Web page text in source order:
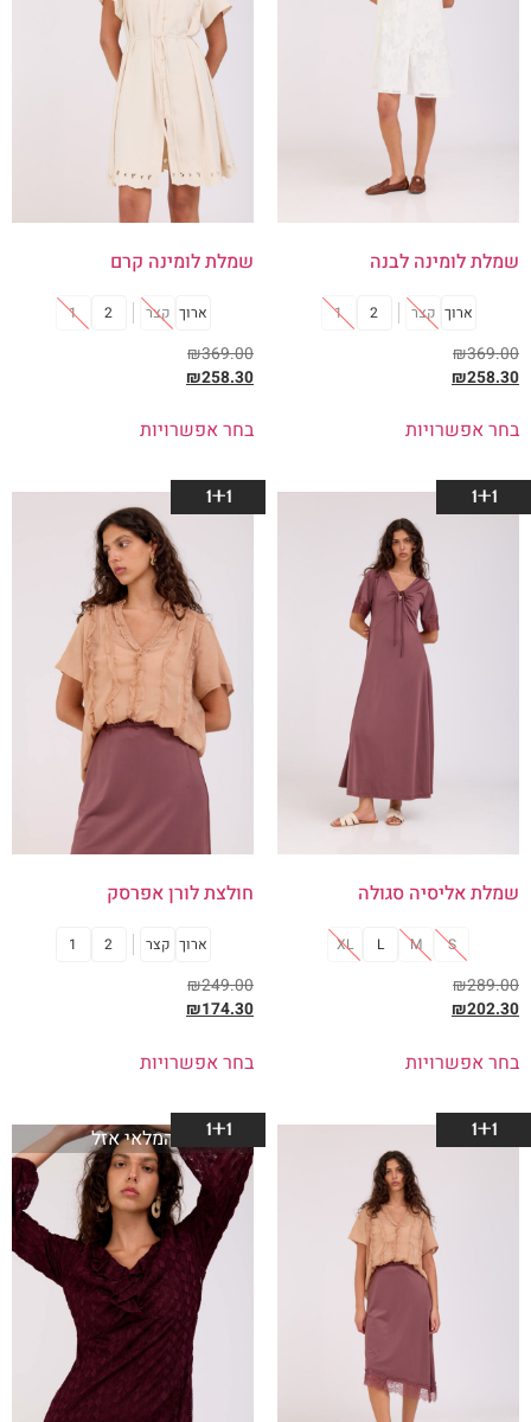
שמלת לומינה לבנה
ארוך קצר 2
1
₪369.00
₪258.30
בחר אפשרויות
שמלת לומינה קרם
ארוך קצר 2
1
₪369.00
₪258.30
בחר אפשרויות
1+1
שמלת אליסיה סגולה
S
M
L
XL
₪289.00
₪202.30
בחר אפשרויות
1+1
חולצת לורן אפרסק
ארוך קצר 2
1
₪249.00
₪174.30
בחר אפשרויות
1+1 המלאי אזל 1+1